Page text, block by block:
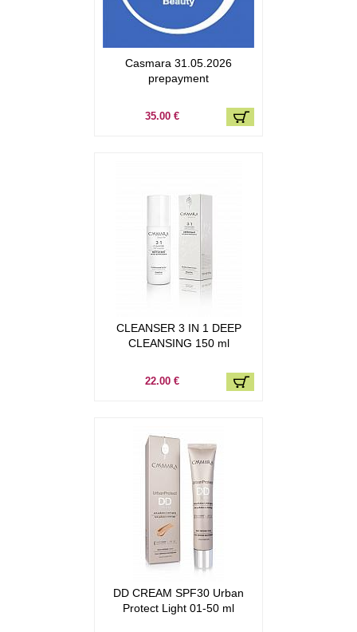
Casmara 31.05.2026
prepayment
35.00 €
CLEANSER 3 IN 1 DEEP
CLEANSING 150 ml
22.00 €
DD CREAM SPF30 Urban
Protect Light 01-50 ml